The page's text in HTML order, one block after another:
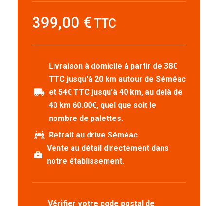
399,00 € TTC

Livraison à domicile à partir de 38€
TTC jusqu'à 20 km autour de Séméac
et 54€ TTC jusqu'à 40 km, au delà de
40 km 60.00€, quel que soit le
nombre de palettes.
 Retrait au drive Séméac

Vente au détail directement dans
notre établissement.
Vérifier votre code postal de